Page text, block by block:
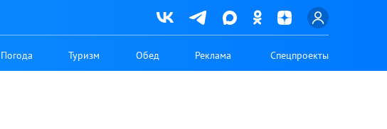
Погода Туризм Обед Реклама Спецпроекты